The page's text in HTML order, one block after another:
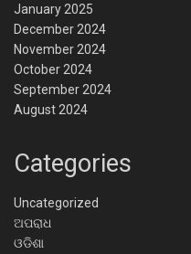
January 2025
December 2024
November 2024
October 2024
September 2024
August 2024
Categories
Uncategorized
ଅପରାଧ
ଓଡିଶା